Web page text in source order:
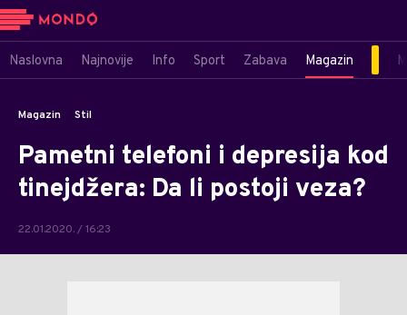
Naslovna Najnovije Info Sport Zabava Magazin
Magazin Stil
Pametni telefoni i depresija kod
tinejdžera: Da li postoji veza?
22.01.2020. / 16:23